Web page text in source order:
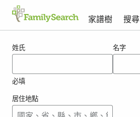
家譜樹 搜尋
姓氏
必填
名字
居住地點